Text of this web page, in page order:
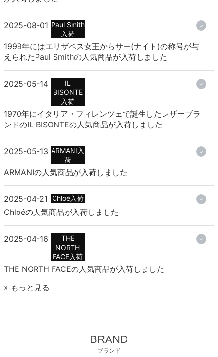
2025-08-01 Paul Smith
入荷
1999年にはエリザベス女王からサー(ナイト)の称号が与
えられたPaul Smithの人気商品が入荷しました
2025-05-14
IL
BISONTE
入荷
1970年にイタリア・フィレンツェで誕生したレザーブラ
ンドのIL BISONTEの人気商品が入荷しました
2025-05-13 ARMANI入
荷
ARMANIの人気商品が入荷しました
2025-04-21 Chloé入荷
Chloéの人気商品が入荷しました
2025-04-16
THE
NORTH
FACE入荷
THE NORTH FACEの人気商品が入荷しました
» もっと見る
BRAND
ブランド